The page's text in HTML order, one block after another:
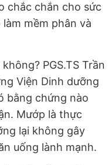
chắc chắn cho sức
mềm phân và
PGS.TS Trần
Viện Dinh dưỡng
bằng chứng nào
Mướp là thực
lại không gây
uống lành mạnh.